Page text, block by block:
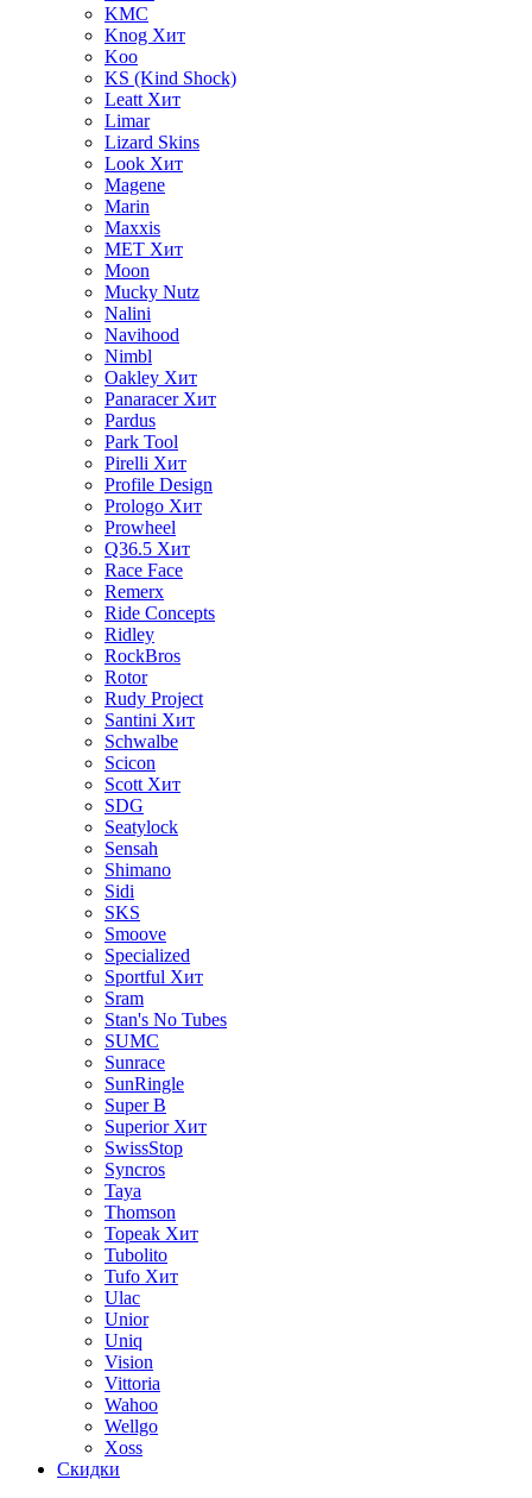
KMC
Knog Хит
Koo
KS (Kind Shock)
Leatt Хит
Limar
Lizard Skins
Look Хит
Magene
Marin
Maxxis
MET Хит
Moon
Mucky Nutz
Nalini
Navihood
Nimbl
Oakley Хит
Panaracer Хит
Pardus
Park Tool
Pirelli Хит
Profile Design
Prologo Хит
Prowheel
Q36.5 Хит
Race Face
Remerx
Ride Concepts
Ridley
RockBros
Rotor
Rudy Project
Santini Хит
Schwalbe
Scicon
Scott Хит
SDG
Seatylock
Sensah
Shimano
Sidi
SKS
Smoove
Specialized
Sportful Хит
Sram
Stan's No Tubes
SUMC
Sunrace
SunRingle
Super B
Superior Хит
SwissStop
Syncros
Taya
Thomson
Topeak Хит
Tubolito
Tufo Хит
Ulac
Unior
Uniq
Vision
Vittoria
Wahoo
Wellgo
Xoss
Скидки